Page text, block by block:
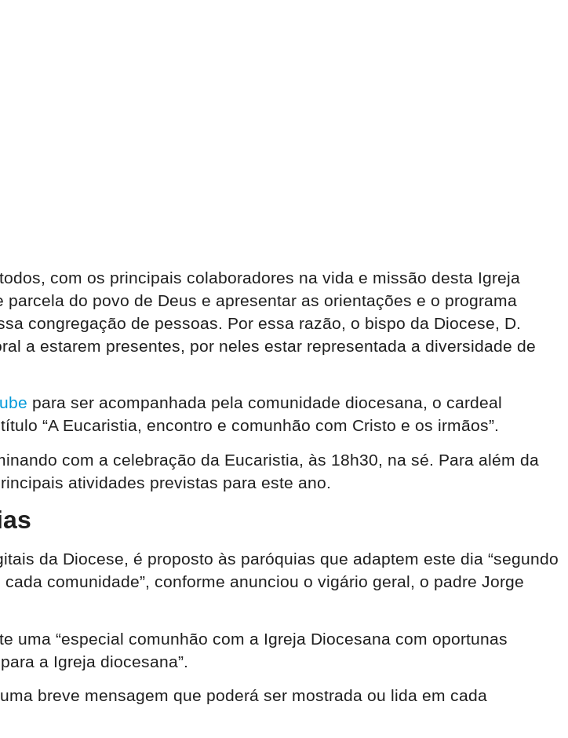
com os principais colaboradores na vida e missão desta Igreja
do povo de Deus e apresentar as orientações e o programa
congregação de pessoas. Por essa razão, o bispo da Diocese, D.
a estarem presentes, por neles estar representada a diversidade de
para ser acompanhada pela comunidade diocesana, o cardeal
“A Eucaristia, encontro e comunhão com Cristo e os irmãos”.
com a celebração da Eucaristia, às 18h30, na sé. Para além da
atividades previstas para este ano.
da Diocese, é proposto às paróquias que adaptem este dia “segundo
comunidade”, conforme anunciou o vigário geral, o padre Jorge
uma “especial comunhão com a Igreja Diocesana com oportunas
a Igreja diocesana”.
breve mensagem que poderá ser mostrada ou lida em cada